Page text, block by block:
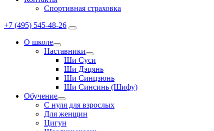
Спортивная страховка
+7 (495) 545-48-26
О школе
Наставники
Ши Суси
Ши Дэцянь
Ши Синцзюнь
Ши Синсинь (Шифу)
Обучение
С нуля для взрослых
Для женщин
Цигун